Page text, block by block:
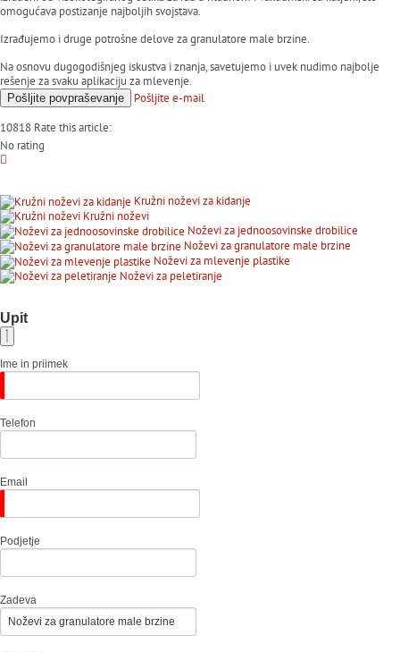
omogućava postizanje najboljih svojstava.
Izrađujemo i druge potrošne delove za granulatore male brzine.
Na osnovu dugogodišnjeg iskustva i znanja, savetujemo i uvek nudimo najbolje
rešenje za svaku aplikaciju za mlevenje.
Pošljite povpraševanje Pošljite e-mail
10818 Rate this article:
No rating
Kružni noževi za kidanje
Kružni noževi
Noževi za jednoosovinske drobilice
Noževi za granulatore male brzine
Noževi za mlevenje plastike
Noževi za peletiranje
Upit
Ime in priimek
Telefon
Email
Podjetje
Zadeva